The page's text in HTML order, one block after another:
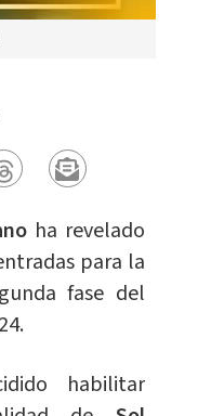
ha revelado
para la
fase del
habilitar